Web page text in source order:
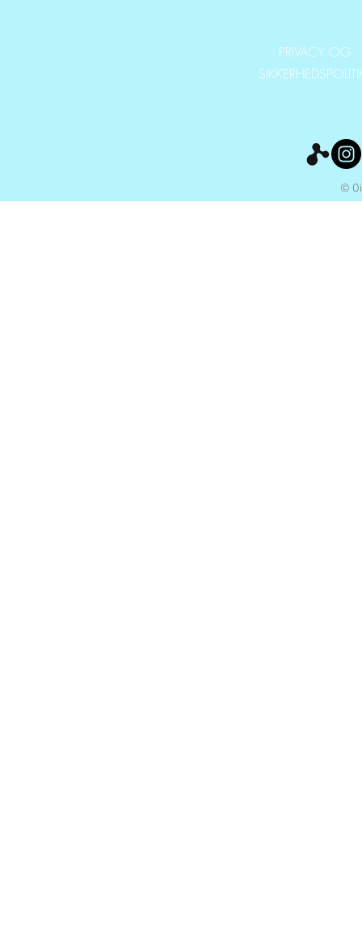
PRIVACY OG
©